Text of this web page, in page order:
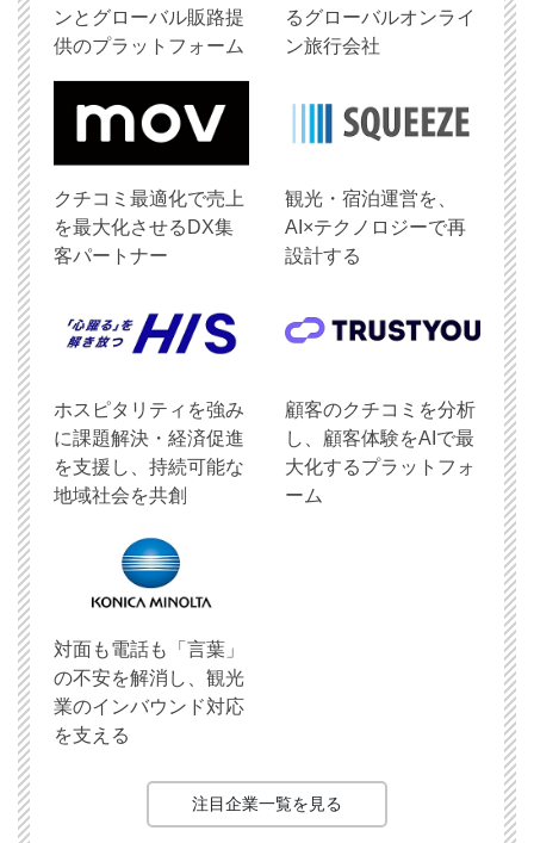
ンとグローバル販路提
供のプラットフォーム
るグローバルオンライ
ン旅行会社
クチコミ最適化で売上
を最大化させるDX集
客パートナー
観光・宿泊運営を、
AI×テクノロジーで再
設計する
ホスピタリティを強み
に課題解決・経済促進
を支援し、持続可能な
地域社会を共創
顧客のクチコミを分析
し、顧客体験をAIで最
大化するプラットフォ
ーム
対面も電話も「言葉」
の不安を解消し、観光
業のインバウンド対応
を支える
注目企業一覧を見る